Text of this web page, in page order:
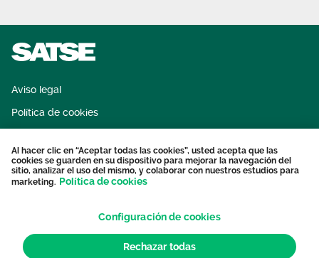
Aviso legal
Política de cookies
Protección datos personales
Contacto
Al hacer clic en “Aceptar todas las cookies”, usted acepta que las
cookies se guarden en su dispositivo para mejorar la navegación del
sitio, analizar el uso del mismo, y colaborar con nuestros estudios para
marketing. Política de cookies
Configuración de cookies
Rechazar todas